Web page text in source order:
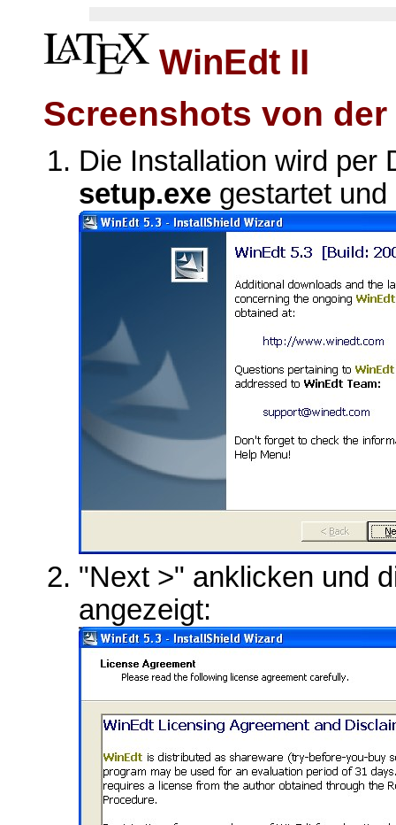
WinEdt II
Screenshots von
Die Installation wird per
setup.exe gestartet
"Next >" anklicken und
angezeigt: